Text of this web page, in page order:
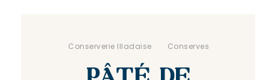
Conserverie Illadaise Conserves